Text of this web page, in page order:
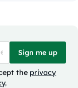
Sign me up
the privacy
.